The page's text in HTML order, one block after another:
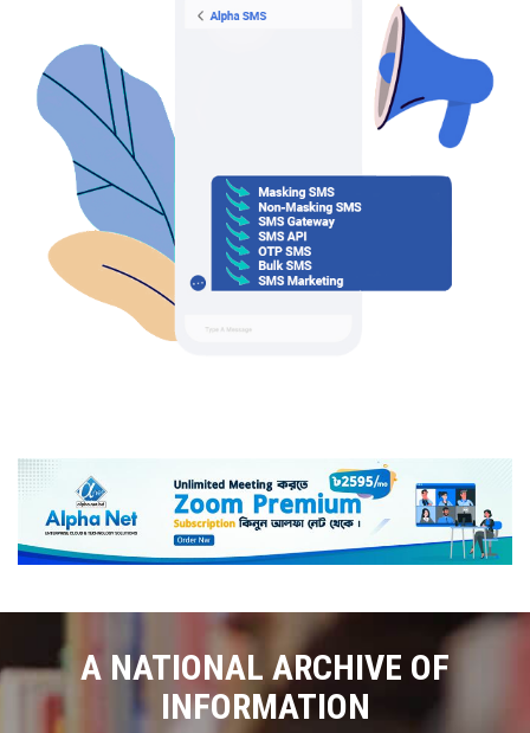
A NATIONAL ARCHIVE OF
INFORMATION